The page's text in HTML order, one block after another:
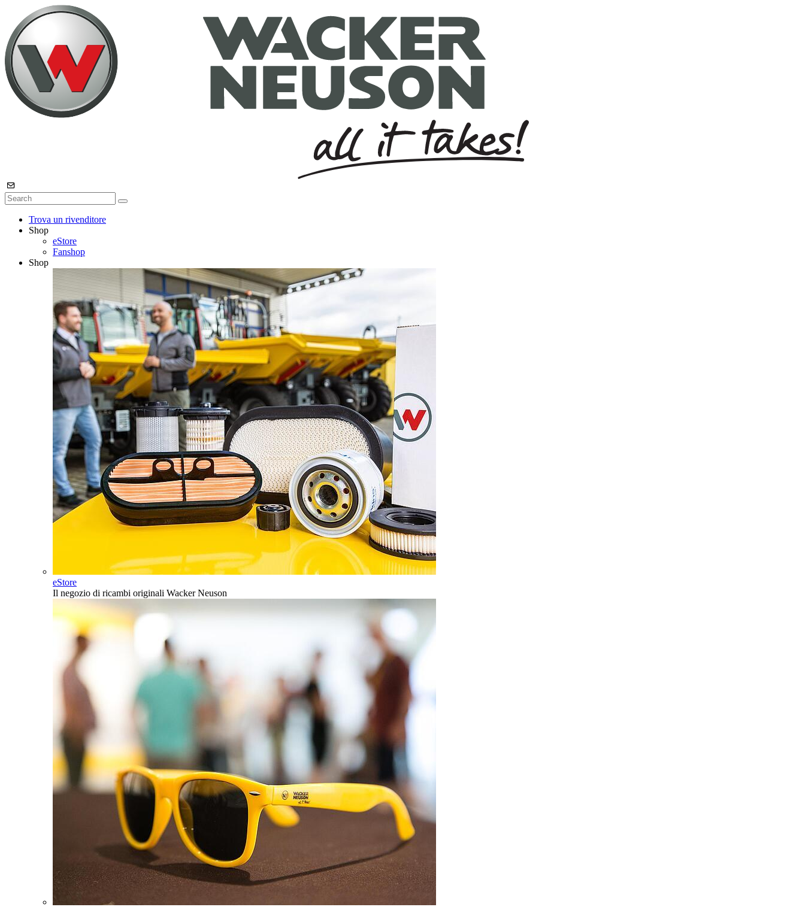
Trova un rivenditore
Shop
eStore
Fanshop
Shop
eStore
Il negozio di ricambi originali Wacker Neuson